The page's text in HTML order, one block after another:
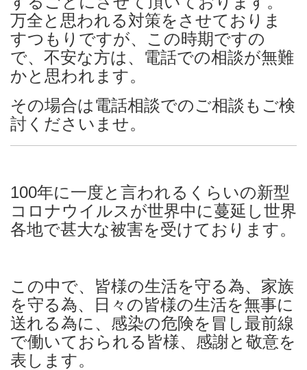
万全と思われる対策をさせておりま
すつもりですが、この時期ですの
で、不安な方は、電話での相談が無難
かと思われます。
その場合は電話相談でのご相談もご検
討くださいませ。
100年に一度と言われるくらいの新型
コロナウイルスが世界中に蔓延し世界
各地で甚大な被害を受けております。
この中で、皆様の生活を守る為、家族
を守る為、日々の皆様の生活を無事に
送れる為に、感染の危険を冒し最前線
で働いておられる皆様、感謝と敬意を
表します。